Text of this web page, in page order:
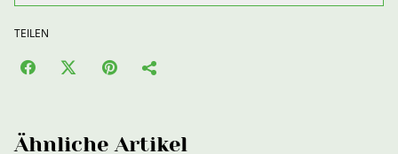
TEILEN
Ähnliche Artikel